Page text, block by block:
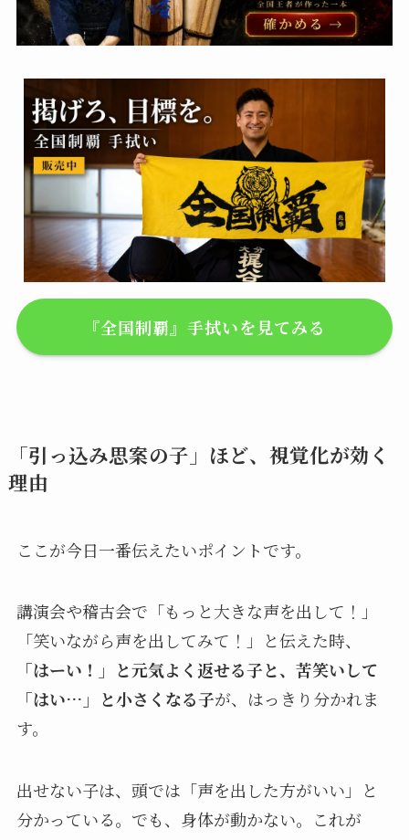
『全国制覇』手拭いを見てみる
「引っ込み思案の子」ほど、視覚化が効く
理由
ここが今日一番伝えたいポイントです。
講演会や稽古会で「もっと大きな声を出して！」
「笑いながら声を出してみて！」と伝えた時、
「はーい！」と元気よく返せる子と、苦笑いして
「はい…」と小さくなる子が、はっきり分かれま
す。
出せない子は、頭では「声を出した方がいい」と
分かっている。でも、身体が動かない。これが